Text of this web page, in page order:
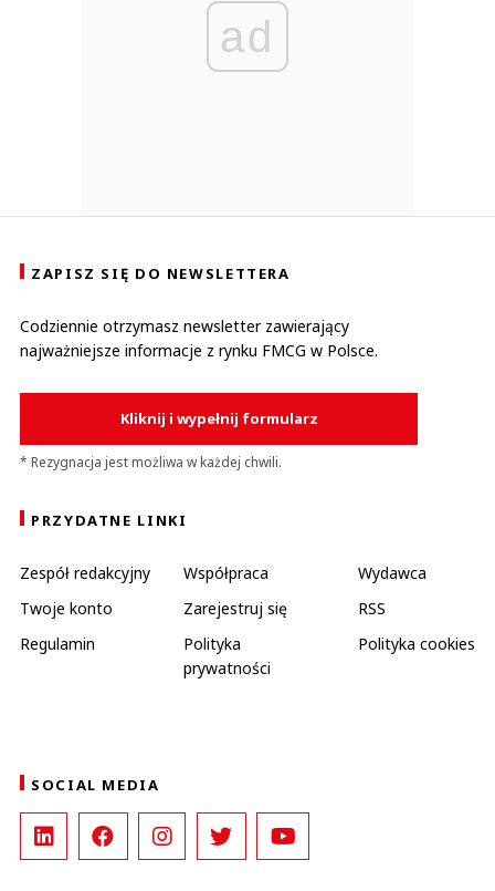
ad
ZAPISZ SIĘ DO NEWSLETTERA
Codziennie otrzymasz newsletter zawierający
najważniejsze informacje z rynku FMCG w Polsce.
Kliknij i wypełnij formularz
* Rezygnacja jest możliwa w każdej chwili.
PRZYDATNE LINKI
Zespół redakcyjny Współpraca
Wydawca
Twoje konto
Zarejestruj się
RSS
Regulamin
Polityka
prywatności
Polityka cookies
SOCIAL MEDIA